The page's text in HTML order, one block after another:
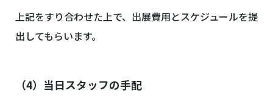
上記をすり合わせた上で、出展費用とスケジュールを提
出してもらいます。
（4）当日スタッフの手配